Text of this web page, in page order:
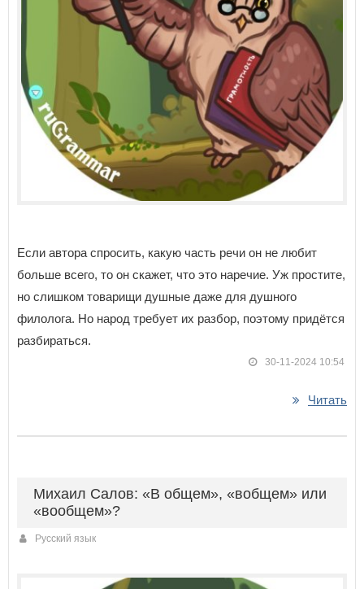
Если автора спросить, какую часть речи он не любит
больше всего, то он скажет, что это наречие. Уж простите,
но слишком товарищи душные даже для душного
филолога. Но народ требует их разбор, поэтому придётся
разбираться.
30-11-2024 10:54
Читать
Михаил Салов: «В общем», «вобщем» или
«вообщем»?
Русский язык